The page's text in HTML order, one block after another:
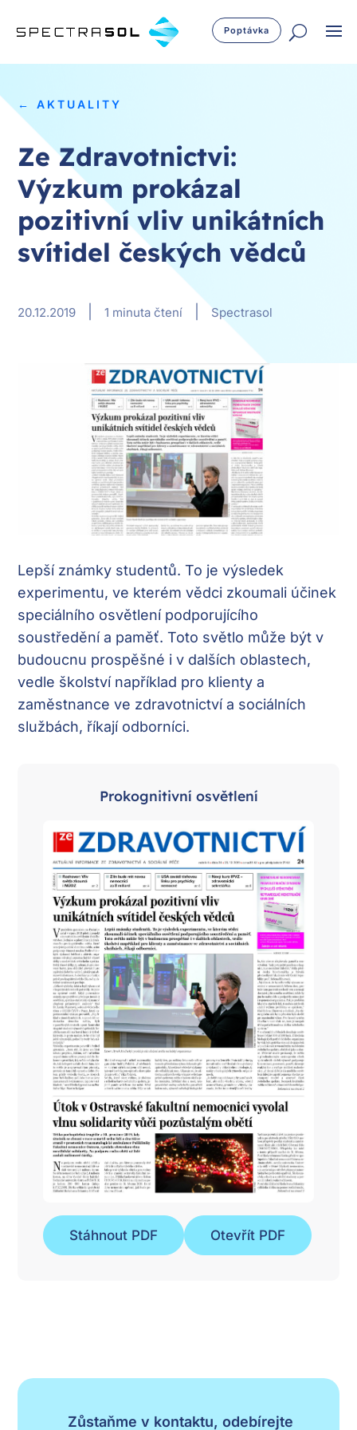
Poptávka
← AKTUALITY
Ze Zdravotnictvi:
Výzkum prokázal
pozitivní vliv unikátních
svítidel českých vědců
20.12.2019 1 minuta čtení Spectrasol
Lepší známky studentů. To je výsledek
experimentu, ve kterém vědci zkoumali účinek
speciálního osvětlení podporujícího
soustředění a paměť. Toto světlo může být v
budoucnu prospěšné i v dalších oblastech,
vedle školství například pro klienty a
zaměstnance ve zdravotnictví a sociálních
službách, říkají odborníci.
Prokognitivní osvětlení
Stáhnout PDF Otevřít PDF
Zůstaňme v kontaktu, odebírejte